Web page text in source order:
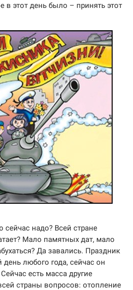
в этот день было – принять этот
сейчас надо? Всей стране
Мало памятных дат, мало
Да завались. Праздник
любого года, сейчас он
есть масса другие
страны вопросов: отопление